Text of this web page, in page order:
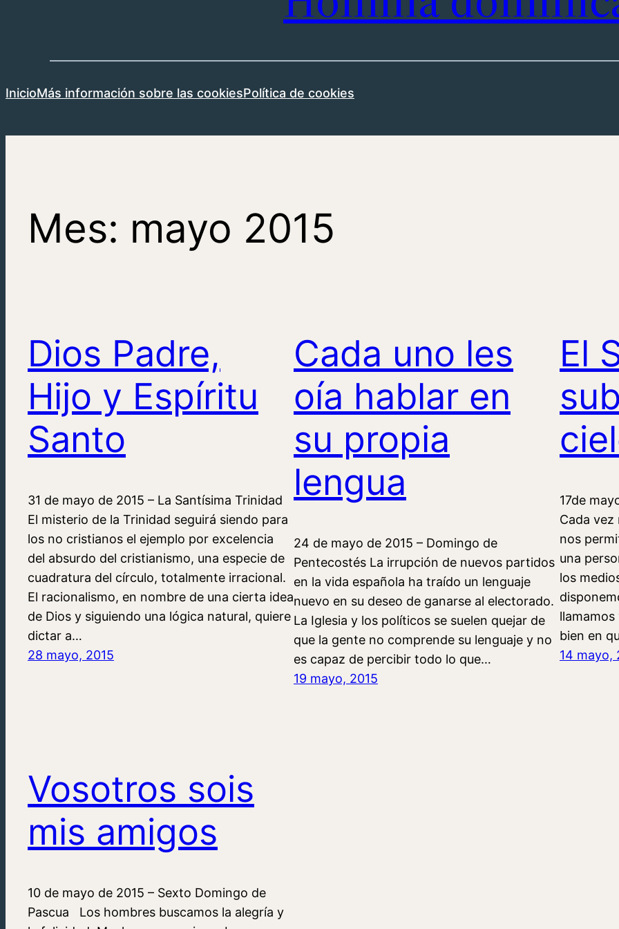
InicioMás información sobre las cookiesPolítica de cookies
Mes: mayo 2015
Dios Padre,
Hijo y Espíritu
Santo
31 de mayo de 2015 – La Santísima Trinidad
El misterio de la Trinidad seguirá siendo para
los no cristianos el ejemplo por excelencia
del absurdo del cristianismo, una especie de
cuadratura del círculo, totalmente irracional.
El racionalismo, en nombre de una cierta idea
de Dios y siguiendo una lógica natural, quiere
dictar a…
28 mayo, 2015
Cada uno les
oía hablar en
su propia
lengua
24 de mayo de 2015 – Domingo de
Pentecostés La irrupción de nuevos partidos
en la vida española ha traído un lenguaje
nuevo en su deseo de ganarse al electorado.
La Iglesia y los políticos se suelen quejar de
que la gente no comprende su lenguaje y no
es capaz de percibir todo lo que…
19 mayo, 2015
El
17de
Cada vez
nos
una
los
bien en
14 mayo,
Vosotros sois
mis amigos
10 de mayo de 2015 – Sexto Domingo de
Pascua Los hombres buscamos la alegría y